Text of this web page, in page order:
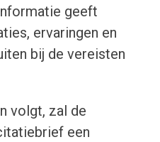
geeft
ervaringen en
bij de vereisten
volgt, zal de
een